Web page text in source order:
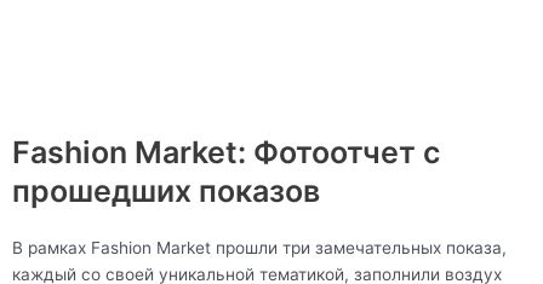
Fashion Market: Фотоотчет с
прошедших показов
В рамках Fashion Market прошли три замечательных показа,
каждый со своей уникальной тематикой, заполнили воздух